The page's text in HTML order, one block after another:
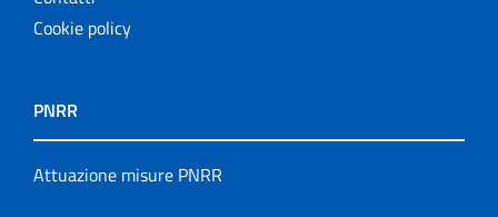
Cookie policy
PNRR
Attuazione misure PNRR